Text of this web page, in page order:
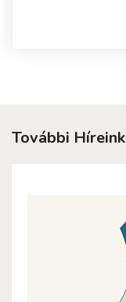
További Híreink